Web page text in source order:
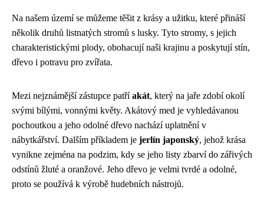
Na našem území se můžeme těšit z krásy a užitku, které přináší
několik druhů listnatých stromů s lusky. Tyto stromy, s jejich
charakteristickými plody, obohacují naši krajinu a poskytují stín,
dřevo i potravu pro zvířata.
Mezi nejznámější zástupce patříakát, který na jaře zdobí okolí
svými bílými, vonnými květy. Akátový med je vyhledávanou
pochoutkou a jeho odolné dřevo nachází uplatnění v
nábytkářství. Dalším příkladem je jerlín japonský, jehož krása
vynikne zejména na podzim, kdy se jeho listy zbarví do zářivých
odstínů žluté a oranžové. Jeho dřevo je velmi tvrdé a odolné,
proto se používá k výrobě hudebních nástrojů.